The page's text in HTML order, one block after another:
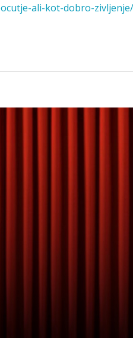
ali-kot-dobro-zivljenje/